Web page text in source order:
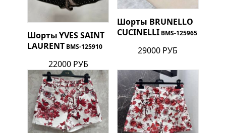
ШортыYVES SAINT
LAURENT BMS-125910
22000 РУБ
Шорты BRUNELLO
CUCINELLI BMS-125965
29000 РУБ